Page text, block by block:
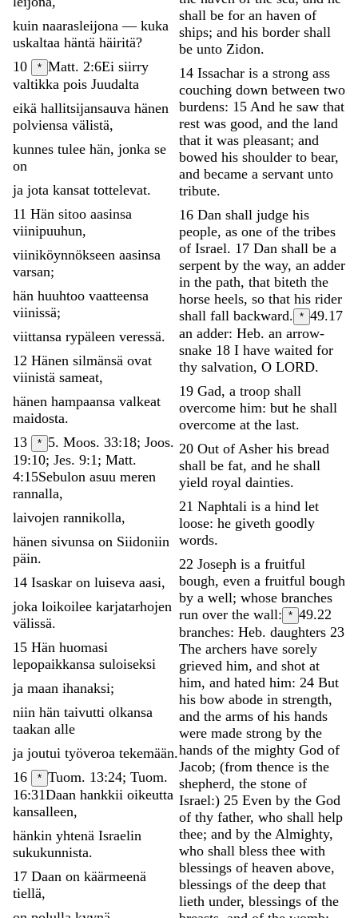
kuin naarasleijona— kuka
uskaltaa häntä häiritä?
10
* Matt. 2:6Ei siirry
valtikka pois Juudalta
eikä hallitsijansauva hänen
polviensa välistä,
kunnes tulee hän, jonka se
on
ja jota kansat tottelevat.
11 Hän sitoo aasinsa
viinipuuhun,
viiniköynnökseen aasinsa
varsan;
hän huuhtoo vaatteensa
viinissä;
viittansa rypäleen veressä.
12 Hänen silmänsä ovat
viinistä sameat,
hänen hampaansa valkeat
maidosta.
13
* 5. Moos. 33:18; Joos.
19:10; Jes. 9:1; Matt.
4:15Sebulon asuu meren
rannalla,
laivojen rannikolla,
hänen sivunsa on Siidoniin
päin.
14 Isaskar on luiseva aasi,
joka loikoilee karjatarhojen
välissä.
15 Hän huomasi
lepopaikkansa suloiseksi
ja maan ihanaksi;
niin hän taivutti olkansa
taakan alle
ja joutui työveroa tekemään.
16
* Tuom. 13:24; Tuom.
16:31Daan hankkii oikeutta
kansalleen,
hänkin yhtenä Israelin
sukukunnista.
17 Daan on käärmeenä
tiellä,
shall be for an haven of
ships; and his border shall
be unto Zidon.
14 Issachar is a strong ass
couching down between two
burdens: 15 And he saw that
rest was good, and the land
that it was pleasant; and
bowed his shoulder to bear,
and became a servant unto
tribute.
16 Dan shall judge his
people, as one of the tribes
of Israel. 17 Dan shall be a
serpent by the way, an adder
in the path, that biteth the
horse heels, so that his rider
shall fall backward. * 49.17
an adder: Heb. an arrow-
snake 18 I have waited for
thy salvation, O LORD.
19 Gad, a troop shall
overcome him: but he shall
overcome at the last.
20 Out of Asher his bread
shall be fat, and he shall
yield royal dainties.
21 Naphtali is a hind let
loose: he giveth goodly
words.
22 Joseph is a fruitful
bough, even a fruitful bough
by a well; whose branches
run over the wall: * 49.22
branches: Heb. daughters 23
The archers have sorely
grieved him, and shot at
him, and hated him: 24 But
his bow abode in strength,
and the arms of his hands
were made strong by the
hands of the mighty God of
Jacob; (from thence is the
shepherd, the stone of
Israel:) 25 Even by the God
of thy father, who shall help
thee; and by the Almighty,
who shall bless thee with
blessings of heaven above,
blessings of the deep that
lieth under, blessings of the